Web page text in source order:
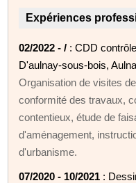
Expériences
02/2022 - / : CDD
D'aulnay-sous-bois,
Organisation de visites
conformité des travaux,
contentieux, étude de
d'aménagement,
d'urbanisme.
07/2020 - 10/2021 :